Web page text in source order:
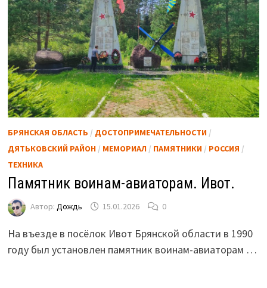
БРЯНСКАЯ ОБЛАСТЬ / ДОСТОПРИМЕЧАТЕЛЬНОСТИ/
ДЯТЬКОВСКИЙ РАЙОН/ МЕМОРИАЛ/ ПАМЯТНИКИ/ РОССИЯ /
ТЕХНИКА
Памятник воинам-авиаторам. Ивот.
Автор: Дождь 15.01.2026 0
На въезде в посёлок Ивот Брянской области в 1990
году был установлен памятник воинам-авиаторам …